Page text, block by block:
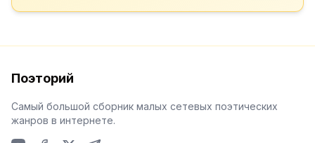
Поэторий
Самый большой сборник малых сетевых поэтических
жанров в интернете.